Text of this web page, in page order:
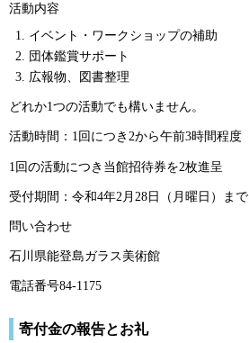
活動内容
イベント・ワークショップの補助
団体鑑賞サポート
広報物、図書整理
どれか1つの活動でも構いません。
活動時間：1回につき2から午前3時間程度
1回の活動につき当館招待券を2枚進呈
受付期間：令和4年2月28日（月曜日）まで
問い合わせ
石川県能登島ガラス美術館
電話番号84-1175
寄付金の報告とお礼